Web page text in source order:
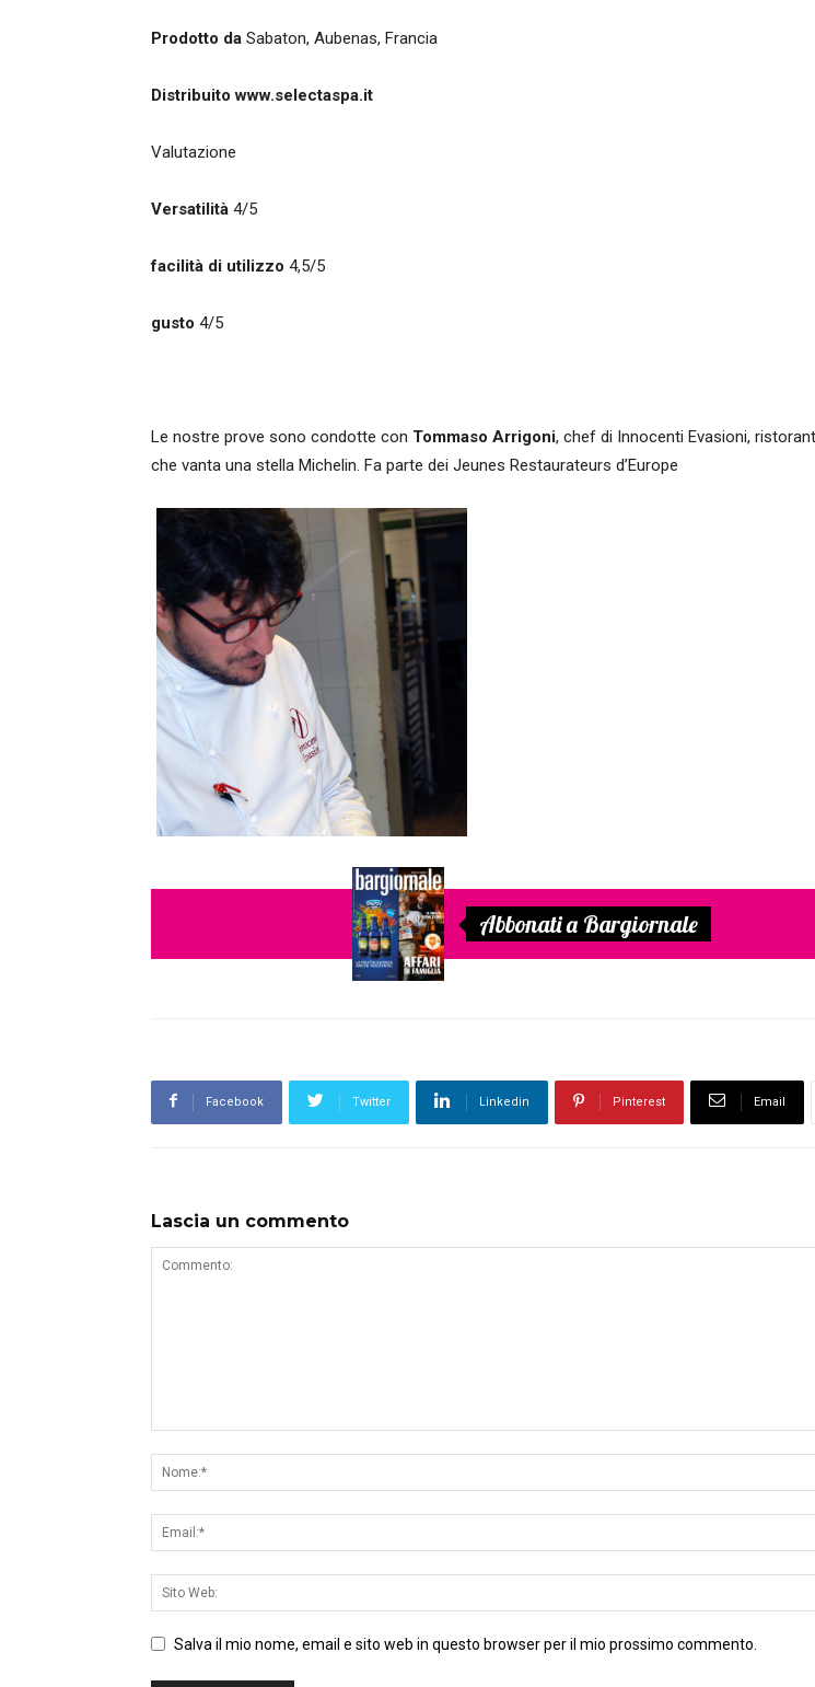
Prodotto da Sabaton, Aubenas, Francia
Distribuitowww.selectaspa.it
Valutazione
Versatilità 4/5
facilità di utilizzo 4,5/5
gusto 4/5
Le nostre prove sono condotte con Tommaso Arrigoni, chef di Innocenti Evasioni,
che vanta una stella Michelin. Fa parte dei Jeunes Restaurateurs d’Europe
Abbonati a Bargiornale
Facebook Twitter Linkedin Pinterest Email
Lascia un commento
Salva il mio nome, email e sito web in questo browser per il mio prossimo commento.